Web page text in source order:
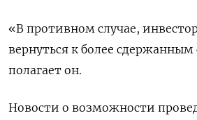
«В противном случае,
вернуться к более
полагает он.
Новости о возможности